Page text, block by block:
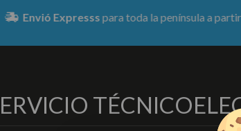
Expressspara toda la península a partir de
TÉCNICO